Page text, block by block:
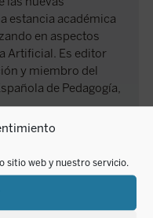
sitio web y nuestro servicio.
estancia académica
en aspectos
Artificial. Es editor
y miembro del
de Pedagogía,